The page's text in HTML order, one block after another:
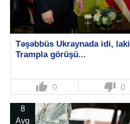
Təşəbbüs Ukraynada idi,
Trampla görüşü...
thumb_up 0 thumb_down 0
8
Avq